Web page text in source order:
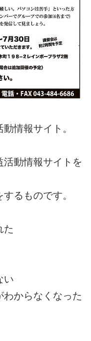
情報サイト。
活動情報サイトを
るものです。
た
い
わからなくなった